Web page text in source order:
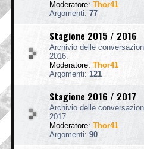
Moderatore: Thor41
Argomenti: 77
Stagione 2015 / 2016
Archivio delle
2016.
Moderatore: Thor41
Argomenti: 121
Stagione 2016 / 2017
Archivio delle
2017.
Moderatore: Thor41
Argomenti: 90